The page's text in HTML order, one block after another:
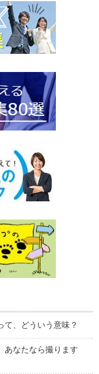
て、どういう意味？
あなたなら撮ります